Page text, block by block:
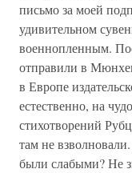
письмо за моей
удивительном
военнопленным.
отправили в
в Европе
естественно, на
стихотворений
там не
были слабыми? Не